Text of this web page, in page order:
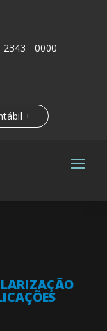
2343 - 0000
+